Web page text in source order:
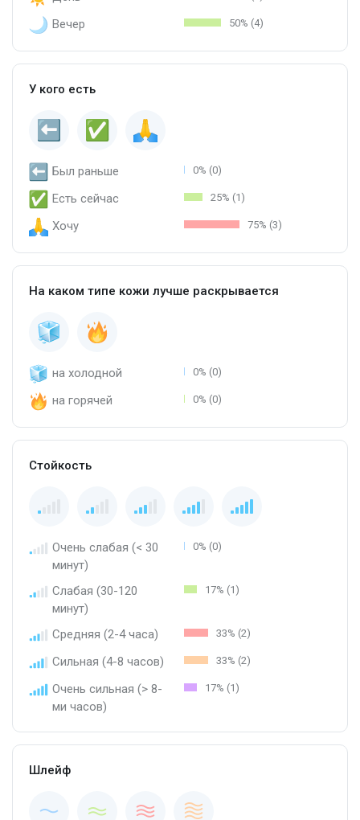
Вечер 50% (4)
У кого есть
Был раньше 0% (0)
Есть сейчас 25% (1)
Хочу 75% (3)
На каком типе кожи лучше раскрывается
на холодной 0% (0)
на горячей 0% (0)
Стойкость
Очень слабая (< 30
минут)
0% (0)
Слабая (30-120
минут)
17% (1)
Средняя (2-4 часа) 33% (2)
Сильная (4-8 часов) 33% (2)
Очень сильная (> 8-
ми часов)
17% (1)
Шлейф